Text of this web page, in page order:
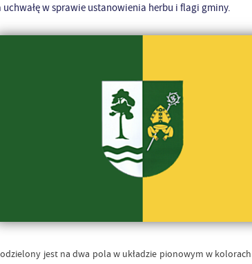
uchwałę w sprawie ustanowienia herbu i flagi gminy.
jest na dwa pola w układzie pionowym w